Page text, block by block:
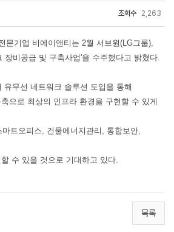
조회수 2,263
문기업 비에이앤티는 2월 서브원(LG그룹),
장비공급 및 구축사업'을 수주했다고 밝혔다.
유무선 네트워크 솔루션 도입을 통해
으로 최상의 인프라 환경을 구현할 수 있게
트오피스, 건물에너지관리, 통합보안,
수 있을 것으로 기대하고 있다.
목록